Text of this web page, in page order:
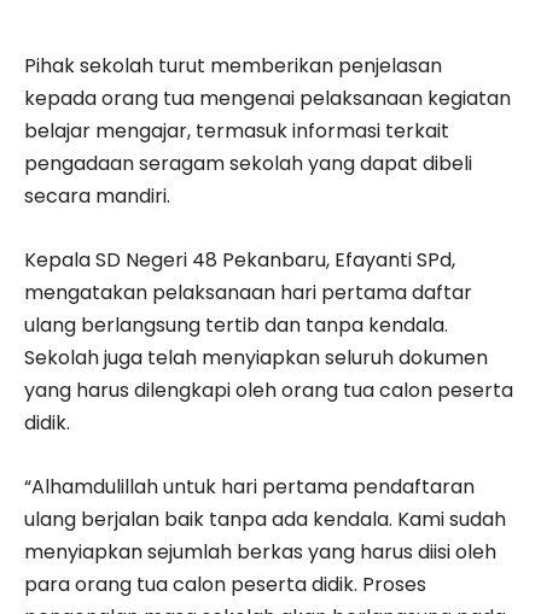
Pihak sekolah turut memberikan penjelasan
kepada orang tua mengenai pelaksanaan kegiatan
belajar mengajar, termasuk informasi terkait
pengadaan seragam sekolah yang dapat dibeli
secara mandiri.
Kepala SD Negeri 48 Pekanbaru, Efayanti SPd,
mengatakan pelaksanaan hari pertama daftar
ulang berlangsung tertib dan tanpa kendala.
Sekolah juga telah menyiapkan seluruh dokumen
yang harus dilengkapi oleh orang tua calon peserta
didik.
“Alhamdulillah untuk hari pertama pendaftaran
ulang berjalan baik tanpa ada kendala. Kami sudah
menyiapkan sejumlah berkas yang harus diisi oleh
para orang tua calon peserta didik. Proses